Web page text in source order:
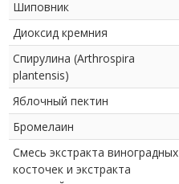
Шиповник
Диоксид кремния
Спирулина (Arthrospira
plantensis)
Яблочный пектин
Бромелаин
Смесь экстракта виноградных
косточек и экстракта